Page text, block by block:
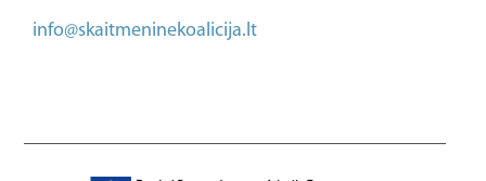
info@skaitmeninekoalicija.lt